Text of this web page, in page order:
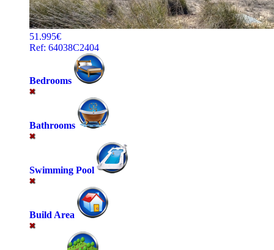
51.995€
Ref: 64038C2404
Bedrooms
Bathrooms
Swimming Pool
Build Area